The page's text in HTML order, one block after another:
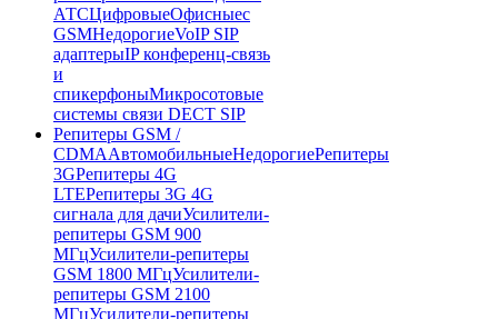
АТСЦифровыеОфисныес
GSMНедорогиеVoIP SIP
адаптерыIP конференц-связь
и
спикерфоныМикросотовые
системы связи DECT SIP
Репитеры GSM /
CDMAАвтомобильныеНедорогиеРепитеры
3GРепитеры 4G
LTEРепитеры 3G 4G
сигнала для дачиУсилители-
репитеры GSM 900
МГцУсилители-репитеры
GSM 1800 МГцУсилители-
репитеры GSM 2100
МГцУсилители-репитеры